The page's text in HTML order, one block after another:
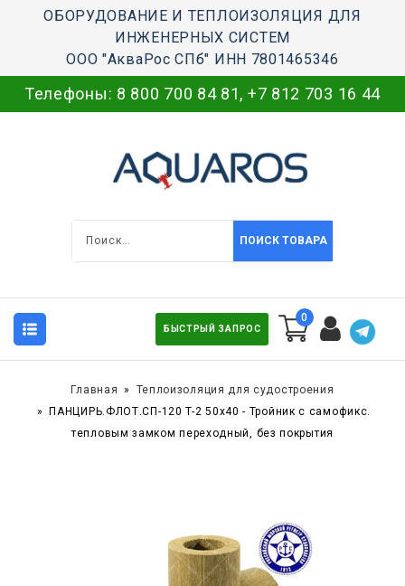
ОБОРУДОВАНИЕ И ТЕПЛОИЗОЛЯЦИЯ ДЛЯ
ИНЖЕНЕРНЫХ СИСТЕМ
ООО "АкваРос СПб" ИНН 7801465346
Телефоны: 8 800 700 84 81, +7 812 703 16 44
ПОИСК ТОВАРА
БЫСТРЫЙ ЗАПРОС
0
Главная
Теплоизоляция для судостроения
ПАНЦИРЬ.ФЛОТ.СП-120 T-2 50x40 - Тройник c самофикс.
тепловым замком переходный, без покрытия